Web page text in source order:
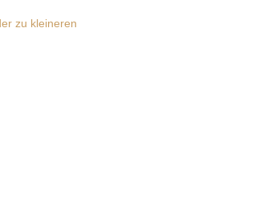
zu kleineren